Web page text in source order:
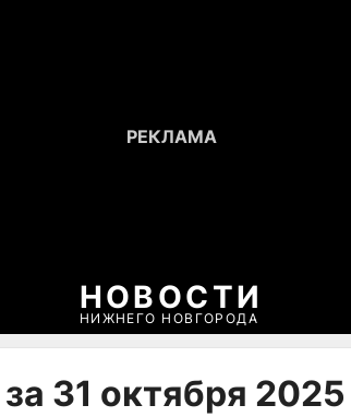
НОВОСТИ
НИЖНЕГО НОВГОРОДА
31 октября 2025